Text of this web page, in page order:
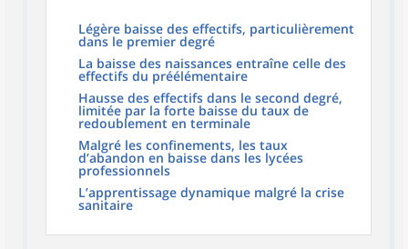
Légère baisse des effectifs, particulièrement
dans le premier degré
La baisse des naissances entraîne celle des
effectifs du préélémentaire
Hausse des effectifs dans le second degré,
limitée par la forte baisse du taux de
redoublement en terminale
Malgré les confinements, les taux
d’abandon en baisse dans les lycées
professionnels
L’apprentissage dynamique malgré la crise
sanitaire